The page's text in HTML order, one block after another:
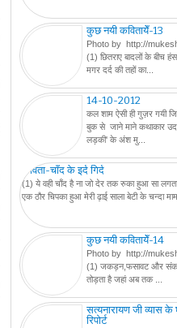
कुछ नयी कवितायेँ-13
Photo by http://
(1) छितराए बादलों के बीच
मगर दर्द की तहों का...
14-10-2012
कल शाम ऐसी ही गुज़र गयी
बुक से जाने माने कथाकार
लड़की' के अंश मु...
कविता-चाँद के इर्द गिर्द
(1) ये वही चाँद है ना जो देर तक रुका हुआ सा
एक ठौर चिपका हुआ मेरी ढ़ाई साला बेटी के चन्दा
कुछ नयी कवितायेँ-14
Photo by http://
(1) जकड़न,फसावट और
तोड़ता है जहां अब तक ...
सत्यनारायण जी व्यास के
रिपोर्ट